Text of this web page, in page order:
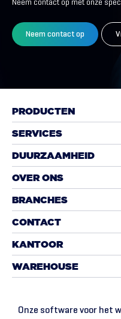
Neem contact op met onze
Neem contact op
PRODUCTEN
SERVICES
DUURZAAMHEID
OVER ONS
BRANCHES
CONTACT
KANTOOR
WAREHOUSE
Onze software voor het